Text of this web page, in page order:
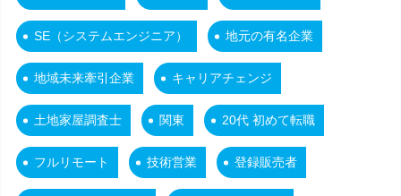
SE（システムエンジニア） 地元の有名企業
地域未来牽引企業 キャリアチェンジ
土地家屋調査士 関東 20代 初めて転職
フルリモート 技術営業 登録販売者